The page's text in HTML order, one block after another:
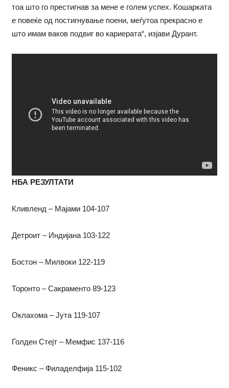
тоа што го престигнав за мене е голем успех. Кошарката
е повеќе од постигнување поени, меѓутоа прекрасно е
што имам ваков подвиг во кариерата“, изјави Дурант.
НБА РЕЗУЛТАТИ
Кливленд – Мајами 104-107
Детроит – Индијана 103-122
Бостон – Милвоки 122-119
Торонто – Сакраменто 89-123
Оклахома – Јута 119-107
Голден Стејт – Мемфис 137-116
Феникс – Филаделфија 115-102